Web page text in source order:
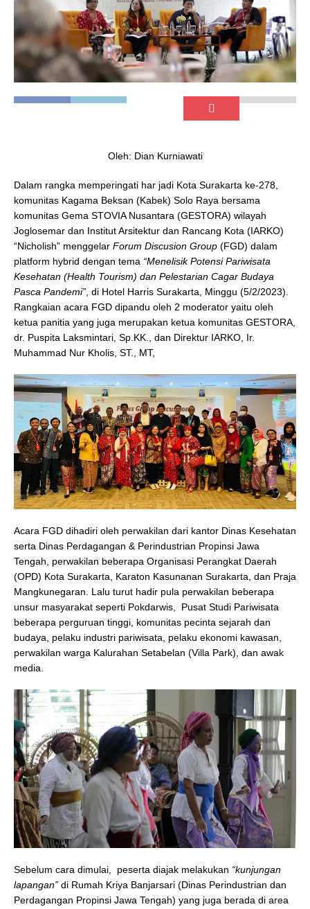
Oleh: Dian Kurniawati
Dalam rangka memperingati har jadi Kota Surakarta ke-278,
komunitas Kagama Beksan (Kabek) Solo Raya bersama
komunitas Gema STOVIA Nusantara (GESTORA) wilayah
Joglosemar dan Institut Arsitektur dan Rancang Kota (IARKO)
“Nicholish” menggelar Forum Discusion Group (FGD) dalam
platform hybrid dengan tema “Menelisik Potensi Pariwisata
Kesehatan (Health Tourism) dan Pelestarian Cagar Budaya
Pasca Pandemi” , di Hotel Harris Surakarta, Minggu (5/2/2023).
Rangkaian acara FGD dipandu oleh 2 moderator yaitu oleh
ketua panitia yang juga merupakan ketua komunitas GESTORA,
dr. Puspita Laksmintari, Sp.KK., dan Direktur IARKO, Ir.
Muhammad Nur Kholis, ST., MT,
Acara FGD dihadiri oleh perwakilan dari kantor Dinas Kesehatan
serta Dinas Perdagangan & Perindustrian Propinsi Jawa
Tengah, perwakilan beberapa Organisasi Perangkat Daerah
(OPD) Kota Surakarta, Karaton Kasunanan Surakarta, dan Praja
Mangkunegaran. Lalu turut hadir pula perwakilan beberapa
unsur masyarakat seperti Pokdarwis, Pusat Studi Pariwisata
beberapa perguruan tinggi, komunitas pecinta sejarah dan
budaya, pelaku industri pariwisata, pelaku ekonomi kawasan,
perwakilan warga Kalurahan Setabelan (Villa Park), dan awak
media.
Sebelum cara dimulai, peserta diajak melakukan “kunjungan
lapangan” di Rumah Kriya Banjarsari (Dinas Perindustrian dan
Perdagangan Propinsi Jawa Tengah) yang juga berada di area